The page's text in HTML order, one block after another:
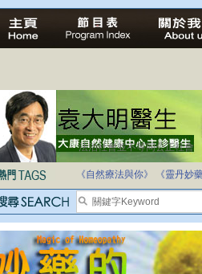
法治社會並不等同公正社會
自家教育合法化-推動多元化
《自然療法與你》
《靈丹妙